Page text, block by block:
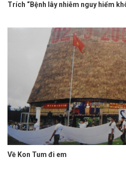
Trích “Bệnh lây nhiễm nguy hiểm
Về Kon Tum đi em